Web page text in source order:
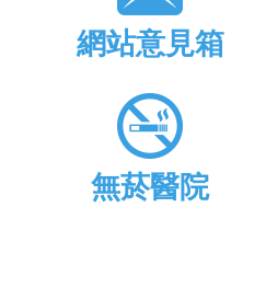
網站意見箱
無菸醫院